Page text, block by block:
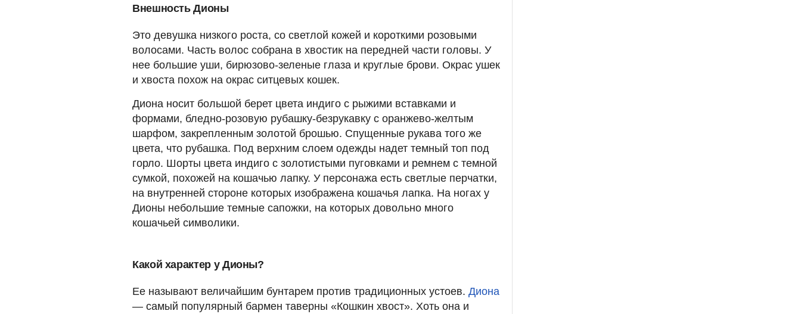
Внешность Дионы
Это девушка низкого роста, со светлой кожей и короткими розовыми
волосами. Часть волос собрана в хвостик на передней части головы. У
нее большие уши, бирюзово-зеленые глаза и круглые брови. Окрас ушек
и хвоста похож на окрас ситцевых кошек.
Диона носит большой берет цвета индиго с рыжими вставками и
формами, бледно-розовую рубашку-безрукавку с оранжево-желтым
шарфом, закрепленным золотой брошью. Спущенные рукава того же
цвета, что рубашка. Под верхним слоем одежды надет темный топ под
горло. Шорты цвета индиго с золотистыми пуговками и ремнем с темной
сумкой, похожей на кошачью лапку. У персонажа есть светлые перчатки,
на внутренней стороне которых изображена кошачья лапка. На ногах у
Дионы небольшие темные сапожки, на которых довольно много
кошачьей символики.
Какой характер у Дионы?
Ее называют величайшим бунтарем против традиционных устоев. Диона
— самый популярный бармен таверны «Кошкин хвост». Хоть она и